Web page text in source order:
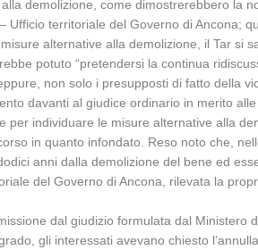
demolizione, come dimostrerebbero
territoriale del Governo di Ancona;
alternative alla demolizione, il Tar si
potuto “pretendersi la continua
non solo i presupposti di fatto della
davanti al giudice ordinario in merito
individuare le misure alternative alla
in quanto infondato. Reso noto che,
anni dalla demolizione del bene ed
del Governo di Ancona, rilevata la
dal giudizio formulata dal Ministero
gli interessati avevano chiesto